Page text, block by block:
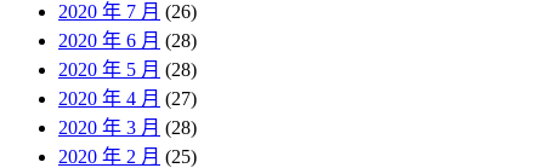
2020 年 7 月 (26)
2020 年 6 月 (28)
2020 年 5 月 (28)
2020 年 4 月 (27)
2020 年 3 月 (28)
2020 年 2 月 (25)